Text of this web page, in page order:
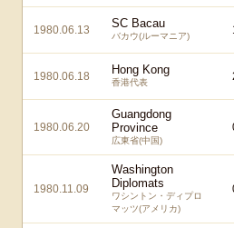
1980.06.13 SC Bacau
バカウ(ルーマニア)
1980.06.18 Hong Kong
香港代表
1980.06.20
Guangdong
Province
広東省(中国)
1980.11.09
Washington
Diplomats
ワシントン・ディプロ
マッツ(アメリカ)